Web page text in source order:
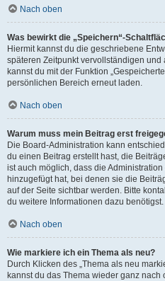
Nach oben
Was bewirkt die „Speichern“-
Hiermit kannst du die geschriebene
späteren Zeitpunkt vervollständigen
kannst du mit der Funktion
persönlichen Bereich erneut laden.
Nach oben
Warum muss mein Beitrag erst
Die Board-Administration kann
du einen Beitrag erstellt hast, die
ist auch möglich, dass die
hinzugefügt hat, bei denen sie die
auf der Seite sichtbar werden. Bitte
du weitere Informationen dazu benötigst.
Nach oben
Wie markiere ich ein Thema als neu?
Durch Klicken des „Thema als neu
kannst du das Thema wieder ganz